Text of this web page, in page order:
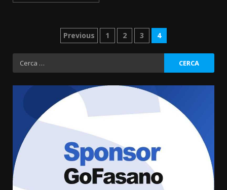
Paginazione
degli
articoli
Previous 1 2 3 4
Ricerca
per:
Fasanese ferito a colpi di arma
da fuoco